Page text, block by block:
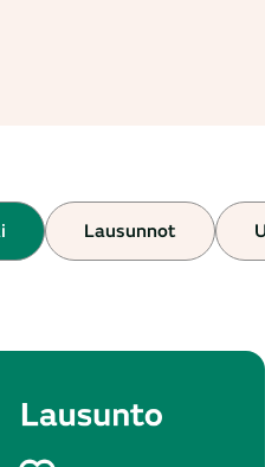
Lausunnot
Tuloksia: 365